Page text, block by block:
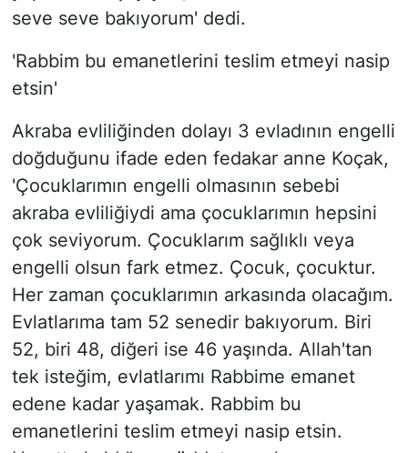
seve seve bakıyorum' dedi.
'Rabbim bu emanetlerini teslim etmeyi nasip
etsin'
Akraba evliliğinden dolayı 3 evladının engelli
doğduğunu ifade eden fedakar anne Koçak,
'Çocuklarımın engelli olmasının sebebi
akraba evliliğiydi ama çocuklarımın hepsini
çok seviyorum. Çocuklarım sağlıklı veya
engelli olsun fark etmez. Çocuk, çocuktur.
Her zaman çocuklarımın arkasında olacağım.
Evlatlarıma tam 52 senedir bakıyorum. Biri
52, biri 48, diğeri ise 46 yaşında. Allah'tan
tek isteğim, evlatlarımı Rabbime emanet
edene kadar yaşamak. Rabbim bu
emanetlerini teslim etmeyi nasip etsin.